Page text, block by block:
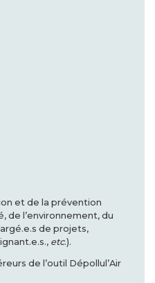
et de la prévention
de l’environnement, du
de projets,
etc.).
de l’outil Dépollul’Air